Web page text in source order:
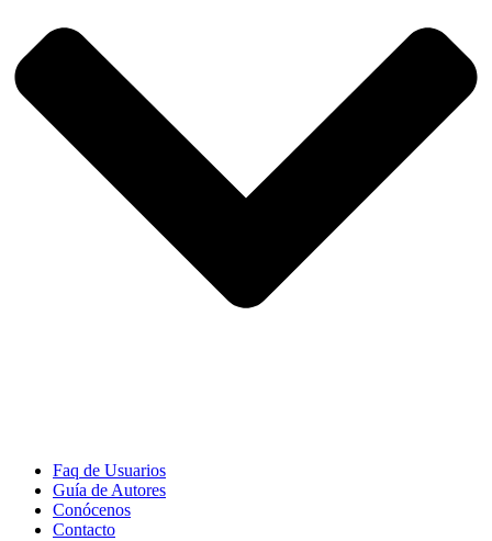
Faq de Usuarios
Guía de Autores
Conócenos
Contacto